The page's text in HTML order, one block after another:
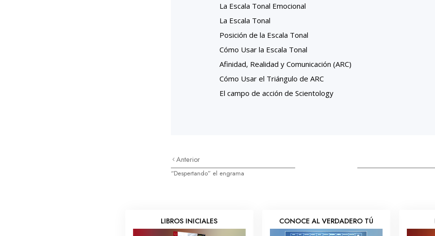
La Escala Tonal Emocional
La Escala Tonal
Posición de la Escala Tonal
Cómo Usar la Escala Tonal
Afinidad, Realidad y Comunicación (ARC)
Cómo Usar el Triángulo de ARC
El campo de acción de Scientology
Anterior
“Despertando” el engrama
LIBROS INICIALES CONOCE AL VERDADERO TÚ